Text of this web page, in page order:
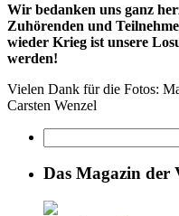
Wir bedanken uns ganz
Zuhörenden und
wieder Krieg ist unsere
werden!
Vielen Dank für die Fotos:
Carsten Wenzel
Das Magazin der